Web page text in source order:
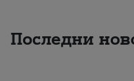
Последни